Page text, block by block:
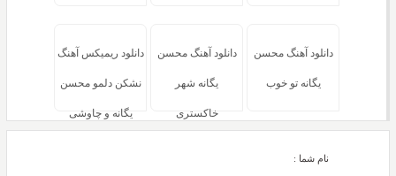
دانلود آهنگ محسن
یگانه تو خوب
دانلود آهنگ محسن
یگانه شهر
خاکستری
دانلود ریمیکس آهنگ
نشکن دلمو محسن
یگانه و چاوشی
نام شما :